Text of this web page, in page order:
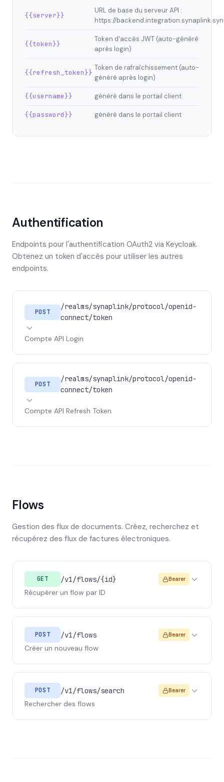
{{server}}
URL de base du serveur API :
https://
{{token}}
Token d'accès JWT (auto-généré
après login)
{{refresh_token}}
Token de rafraîchissement (auto-
généré après login)
{{username}} généré dans le portail client
{{password}} généré dans le portail client
Authentification
Endpoints pour l'authentification OAuth2 via Keycloak.
Obtenez un token d'accès pour utiliser les autres
endpoints.
POST
/realms/synaplink/protocol/openid-
connect/token
Compte API Login
POST
/realms/synaplink/protocol/openid-
connect/token
Compte API Refresh Token
Flows
Gestion des flux de documents. Créez, recherchez et
récupérez des flux de factures électroniques.
GET
/v1/flows/{id}
Récupérer un flow par ID
Bearer
POST
/v1/flows
Créer un nouveau flow
Bearer
POST
/v1/flows/search
Rechercher des flows
Bearer